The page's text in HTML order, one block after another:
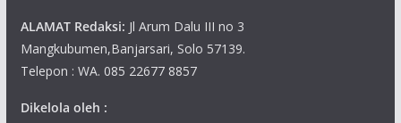
ALAMAT Redaksi: Jl Arum Dalu III no 3
Mangkubumen,Banjarsari, Solo 57139.
Telepon : WA. 085 22677 8857
Dikelola oleh :